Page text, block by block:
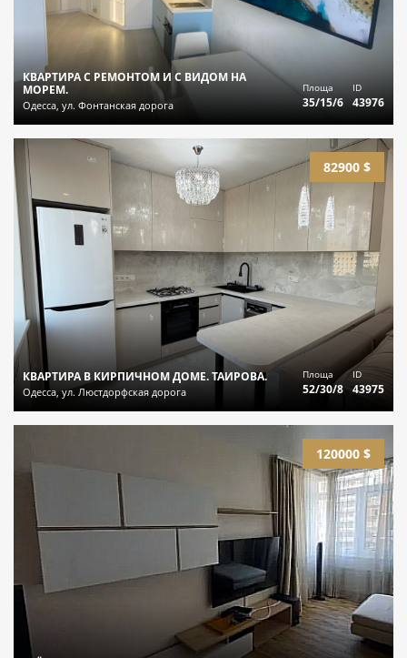
КВАРТИРА С РЕМОНТОМ И С ВИДОМ НА
МОРЕМ.
Одесса, ул. Фонтанская дорога
Площа
35/15/6
ID
43976
82900 $
КВАРТИРА В КИРПИЧНОМ ДОМЕ. ТАИРОВА.
Одесса, ул. Люстдорфская дорога
Площа
52/30/8
ID
43975
120000 $